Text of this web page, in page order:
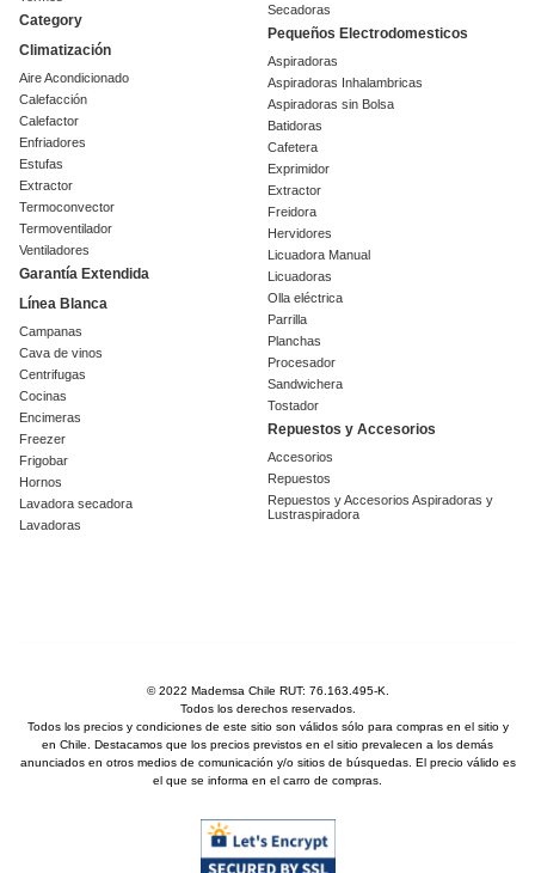
Category
Climatización
Aire Acondicionado
Calefacción
Calefactor
Enfriadores
Estufas
Extractor
Termoconvector
Termoventilador
Ventiladores
Garantía Extendida
Línea Blanca
Campanas
Cava de vinos
Centrifugas
Cocinas
Encimeras
Freezer
Frigobar
Hornos
Lavadora secadora
Lavadoras
Secadoras
Pequeños Electrodomesticos
Aspiradoras
Aspiradoras Inhalambricas
Aspiradoras sin Bolsa
Batidoras
Cafetera
Exprimidor
Extractor
Freidora
Hervidores
Licuadora Manual
Licuadoras
Olla eléctrica
Parrilla
Planchas
Procesador
Sandwichera
Tostador
Repuestos y Accesorios
Accesorios
Repuestos
Repuestos y Accesorios Aspiradoras y
Lustraspiradora
© 2022 Mademsa Chile RUT: 76.163.495-K.
Todos los derechos reservados.
Todos los precios y condiciones de este sitio son válidos sólo para compras en el sitio y
en Chile. Destacamos que los precios previstos en el sitio prevalecen a los demás
anunciados en otros medios de comunicación y/o sitios de búsquedas. El precio válido es
el que se informa en el carro de compras.